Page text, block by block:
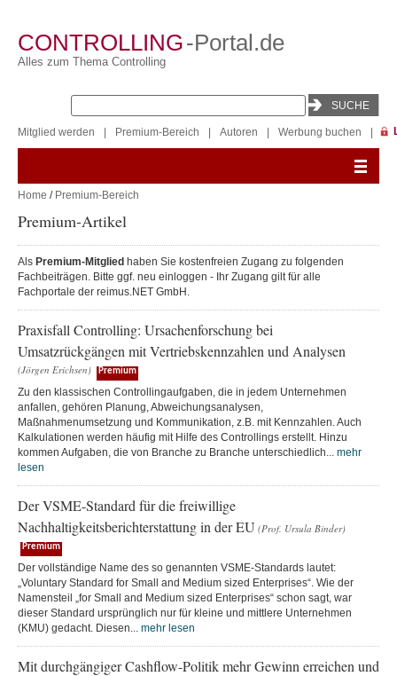
CONTROLLING-Portal.de
Alles zum Thema Controlling
Mitglied werden Premium-Bereich Autoren Werbung buchen
Home / Premium-Bereich
Premium-Artikel
Als Premium-Mitglied haben Sie kostenfreien Zugang zu folgenden
Fachbeiträgen. Bitte ggf. neu einloggen - Ihr Zugang gilt für alle
Fachportale der reimus.NET GmbH.
Praxisfall Controlling: Ursachenforschung bei
Umsatzrückgängen mit Vertriebskennzahlen und Analysen
(Jörgen Erichsen) Premium
Zu den klassischen Controllingaufgaben, die in jedem Unternehmen
anfallen, gehören Planung, Abweichungsanalysen,
Maßnahmenumsetzung und Kommunikation, z.B. mit Kennzahlen. Auch
Kalkulationen werden häufig mit Hilfe des Controllings erstellt. Hinzu
kommen Aufgaben, die von Branche zu Branche unterschiedlich... mehr
lesen
Der VSME-Standard für die freiwillige
Nachhaltigkeitsberichterstattung in der EU (Prof. Ursula Binder)
Premium
Der vollständige Name des so genannten VSME-Standards lautet:
„Voluntary Standard for Small and Medium sized Enterprises“. Wie der
Namensteil „for Small and Medium sized Enterprises“ schon sagt, war
dieser Standard ursprünglich nur für kleine und mittlere Unternehmen
(KMU) gedacht. Diesen... mehr lesen
Mit durchgängiger Cashflow-Politik mehr Gewinn erreichen und